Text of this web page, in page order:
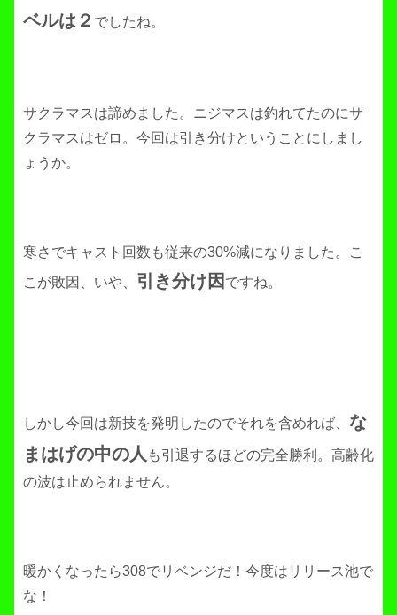
ベルは２ でしたね。
サクラマスは諦めました。ニジマスは釣れてたのにサ
クラマスはゼロ。今回は引き分けということにしまし
ょうか。
寒さでキャスト回数も従来の30%減になりました。こ
こが敗因、いや、 引き分け因 ですね。
しかし今回は新技を発明したのでそれを含めれば、 な
まはげの中の人 も引退するほどの完全勝利。高齢化
の波は止められません。
暖かくなったら308でリベンジだ！今度はリリース池で
な！